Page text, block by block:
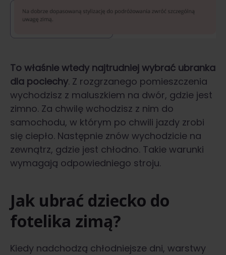
To właśnie wtedy najtrudniej wybrać ubranka
dla pociechy. Z rozgrzanego pomieszczenia
wychodzisz z maluszkiem na dwór, gdzie jest
zimno. Za chwilę wchodzisz z nim do
samochodu, w którym po chwili jazdy zrobi
się ciepło. Następnie znów wychodzicie na
zewnątrz, gdzie jest chłodno. Takie warunki
wymagają odpowiedniego stroju.
Jak ubrać dziecko do
fotelika zimą?
Kiedy nadchodzą chłodniejsze dni, warstwy